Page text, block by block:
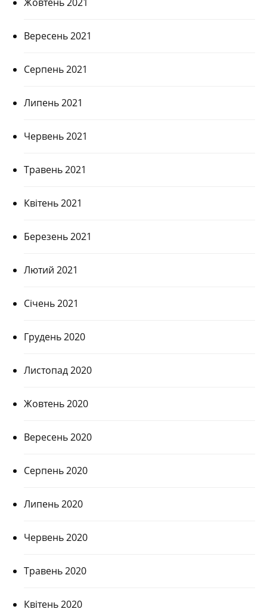
Вересень 2021
Серпень 2021
Липень 2021
Червень 2021
Травень 2021
Квітень 2021
Березень 2021
Лютий 2021
Січень 2021
Грудень 2020
Листопад 2020
Жовтень 2020
Вересень 2020
Серпень 2020
Липень 2020
Червень 2020
Травень 2020
Квітень 2020